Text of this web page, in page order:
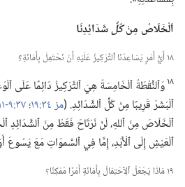
اَلْخَلَاصُ مِنْكُلِّشَدَائِدِنَا
١٨ أَيُّ أَمْرٍ يُسَاعِدُنَا ٱلتَّرْكِيزُ عَلَيْهِ أَنْ نَحْتَمِلَ بِأَمَانَةٍ؟‏
١٨وَٱلنُّقْطَةُ ٱلْخَامِسَةُ هِيَ ٱلتَّرْكِيزُ دَائِمًا عَلَى
ٱلْبَشَرَ قَرِيبًا مِنْ كُلِّ ٱلشَّدَائِدِ.‏ (‏مز ٣٤:‏١٩؛‏
ٱلْخَلَاصَ مِنَ ٱللهِ،‏ لَنْ نَرْتَاحَ فَقَطْ مِنَ
ٱلْعَيْشِ إِلَى ٱلْأَبَدِ،‏ إِمَّا فِي ٱلسَّموَاتِ مَعَ
١٩ مَاذَا يَجْعَلُ ٱلِٱحْتِمَالَ بِأَمَانَةٍ أَمْرًا مُمْكِنًا؟‏